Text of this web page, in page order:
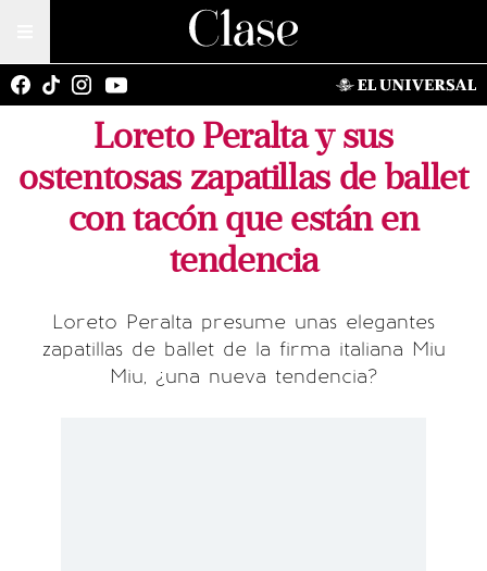
Loreto Peralta y sus
ostentosas zapatillas de ballet
con tacón que están en
tendencia
Loreto Peralta presume unas elegantes
zapatillas de ballet de la firma italiana Miu
Miu, ¿una nueva tendencia?